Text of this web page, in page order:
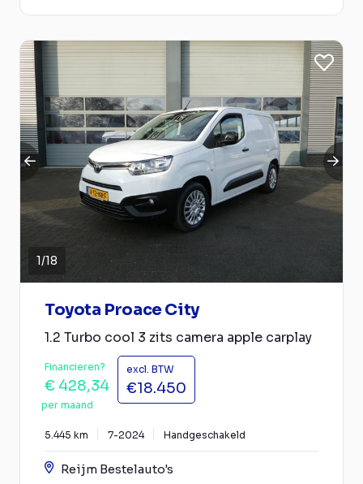
1/18
Toyota Proace City
1.2 Turbo cool 3 zits camera apple carplay
Financieren?
€ 428,34
per maand
excl. BTW
€18.450
5.445 km 7-2024 Handgeschakeld
Reijm Bestelauto's